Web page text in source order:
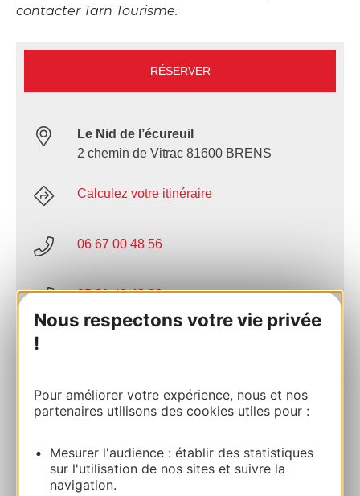
Nous respectons votre vie privée
!
Pour améliorer votre expérience, nous et nos
partenaires utilisons des cookies utiles pour :
Mesurer l'audience : établir des statistiques
sur l'utilisation de nos sites et suivre la
navigation.
contacter Tarn Tourisme.
RÉSERVER
Le Nid de l’écureuil
2 chemin de Vitrac 81600 BRENS
Calculez votre itinéraire
06 67 00 48 56
05 81 40 49 36
Site internet
AU CARNET